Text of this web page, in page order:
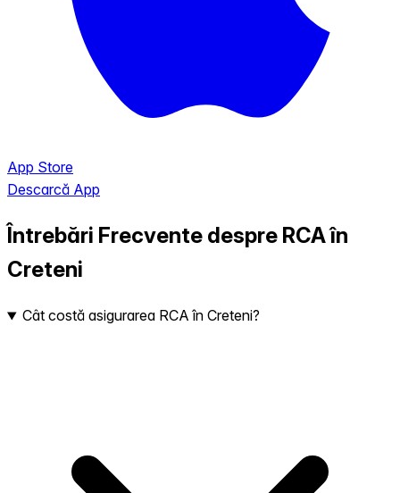
App Store
Descarcă App
Întrebări Frecvente despre RCA în
Creteni
Cât costă asigurarea RCA în Creteni?